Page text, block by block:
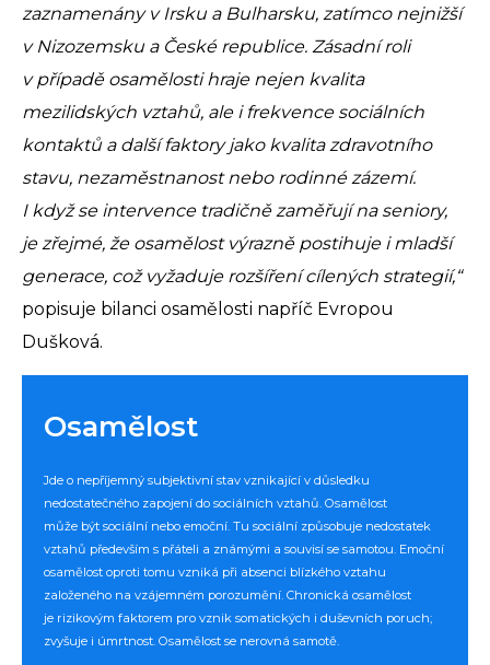
zaznamenány v Irsku a Bulharsku, zatímco nejnižší
v Nizozemsku a České republice. Zásadní roli
v případě osamělosti hraje nejen kvalita
mezilidských vztahů, ale i frekvence sociálních
kontaktů a další faktory jako kvalita zdravotního
stavu, nezaměstnanost nebo rodinné zázemí.
I když se intervence tradičně zaměřují na seniory,
je zřejmé, že osamělost výrazně postihuje i mladší
generace, což vyžaduje rozšíření cílených strategií,“
popisuje bilanci osamělosti napříč Evropou
Dušková.
Osamělost
Jde o nepříjemný subjektivní stav vznikající v důsledku
nedostatečného zapojení do sociálních vztahů. Osamělost
může být sociální nebo emoční. Tu sociální způsobuje nedostatek
vztahů především s přáteli a známými a souvisí se samotou. Emoční
osamělost oproti tomu vzniká při absenci blízkého vztahu
založeného na vzájemném porozumění. Chronická osamělost
je rizikovým faktorem pro vznik somatických i duševních poruch;
zvyšuje i úmrtnost. Osamělost se nerovná samotě.